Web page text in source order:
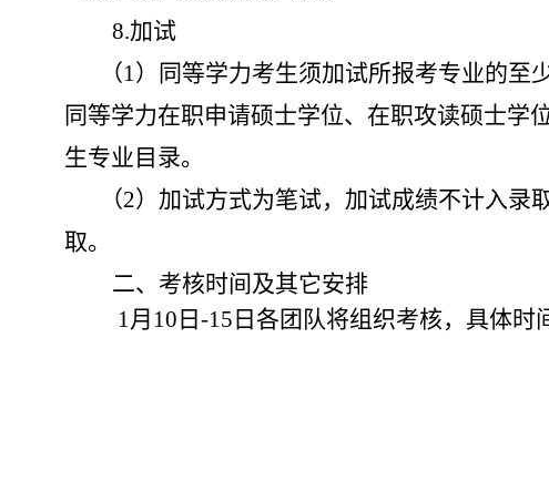
8.加试
（1）同等学力考生须加试所报考专业的至
同等学力在职申请硕士学位、在职攻读硕士学
生专业目录。
（2）加试方式为笔试，加试成绩不计入录
取。
二、考核时间及其它安排
1月 10 日 -15 日各团队将组织考核，具体时